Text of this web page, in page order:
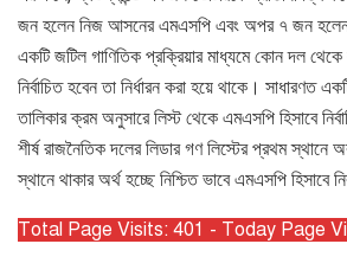
জন হলেন নিজ আসনের এমএসপি এবং অপর ৭ জন হলেন
একটি জটিল গাণিতিক প্রক্রিয়ার মাধ্যমে কোন দল
নির্বাচিত হবেন তা নির্ধারন করা হয়ে থাকে। সাধারণত
তালিকার ক্রম অনুসারে লিস্ট থেকে এমএসপি হিসাবে
শীর্ষ রাজনৈতিক দলের লিডার গণ লিস্টের প্রথম
স্থানে থাকার অর্থ হচ্ছে নিশ্চিত ভাবে এমএসপি হিসাবে
Total Page Visits: 401 - Today Page